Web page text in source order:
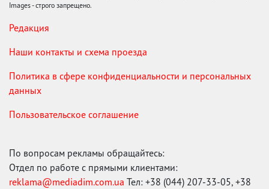
Images - строго запрещено.
Редакция
Наши контакты и схема проезда
Политика в сфере конфиденциальности и персональных
данных
Пользовательское соглашение
По вопросам рекламы обращайтесь:
Отдел по работе с прямыми клиентами:
reklama@mediadim.com.ua Тел: +38 (044) 207-33-05, +38